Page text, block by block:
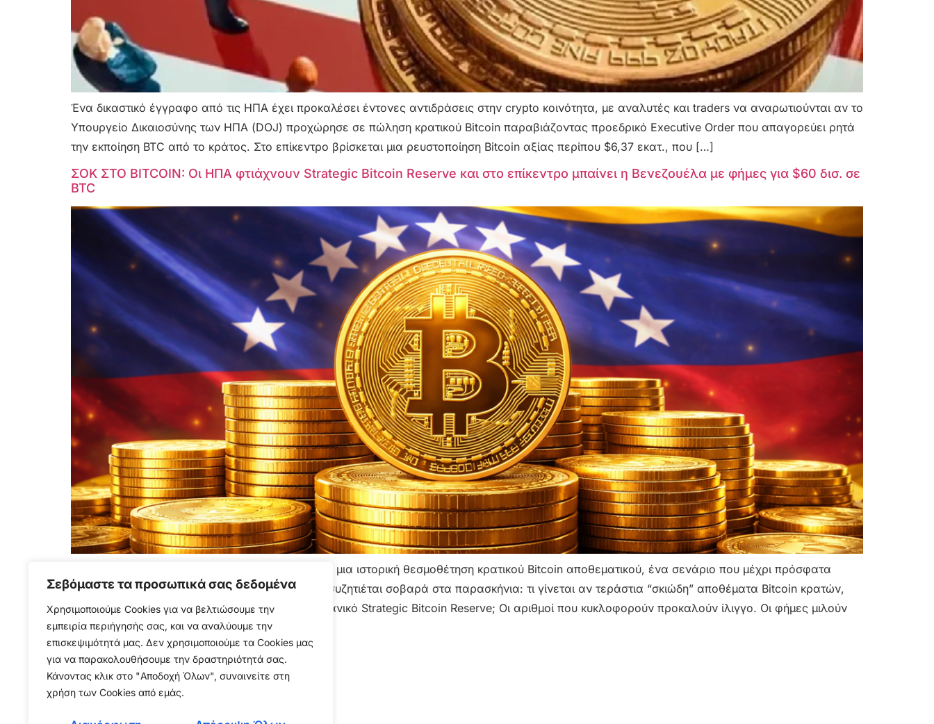
Σεβόμαστε τα προσωπικά σας δεδομένα
Χρησιμοποιούμε Cookies για να βελτιώσουμε την
εμπειρία περιήγησής σας, και να αναλύουμε την
επισκεψιμότητά μας. Δεν χρησιμοποιούμε τα Cookies μας
για να παρακολουθήσουμε την δραστηριότητά σας.
Κάνοντας κλικ στο "Αποδοχή Όλων", συναινείτε στη
χρήση των Cookies από εμάς.
Ένα δικαστικό έγγραφο από τις ΗΠΑ έχει προκαλέσει έντονες αντιδράσεις στην crypto κοινότητα, με αναλυτές και traders να αναρωτιούνται αν το
Υπουργείο Δικαιοσύνης των ΗΠΑ (DOJ) προχώρησε σε πώληση κρατικού Bitcoin παραβιάζοντας προεδρικό Executive Order που απαγορεύει ρητά
την εκποίηση BTC από το κράτος. Στο επίκεντρο βρίσκεται μια ρευστοποίηση Bitcoin αξίας περίπου $6,37 εκατ., που […]
ΣΟΚ ΣΤΟ BITCOIN: Οι ΗΠΑ φτιάχνουν Strategic Bitcoin Reserve και στο επίκεντρο μπαίνει η Βενεζουέλα με φήμες για $60 δισ. σε
BTC
Την ώρα που οι Ηνωμένες Πολιτείες περνούν σε μια ιστορική θεσμοθέτηση κρατικού Bitcoin αποθεματικού, ένα σενάριο που μέχρι πρόσφατα
ακουγόταν σαν θεωρία συνωμοσίας αρχίζει να συζητιέται σοβαρά στα παρασκήνια: τι γίνεται αν τεράστια “σκιώδη” αποθέματα Bitcoin κρατών,
όπως της Βενεζουέλας, καταλήξουν στο αμερικανικό Strategic Bitcoin Reserve; Οι αριθμοί που κυκλοφορούν προκαλούν ίλιγγο. Οι φήμες μιλούν
[…]